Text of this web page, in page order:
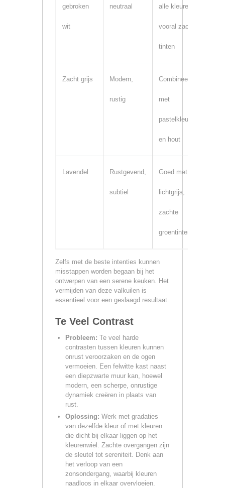
gebroken
wit
neutraal alle kleuren,
vooral zachte
tinten
Zacht grijs Modern,
rustig
Combineert
met
pastelkleuren
en hout
Lavendel Rustgevend,
subtiel
Goed met wit,
lichtgrijs,
zachte
groentinten
Zelfs met de beste intenties kunnen
misstappen worden begaan bij het
ontwerpen van een serene keuken. Het
vermijden van deze valkuilen is
essentieel voor een geslaagd resultaat.
Te Veel Contrast
Probleem: Te veel harde
contrasten tussen kleuren kunnen
onrust veroorzaken en de ogen
vermoeien. Een felwitte kast naast
een diepzwarte muur kan, hoewel
modern, een scherpe, onrustige
dynamiek creëren in plaats van
rust.
Oplossing: Werk met gradaties
van dezelfde kleur of met kleuren
die dicht bij elkaar liggen op het
kleurenwiel. Zachte overgangen zijn
de sleutel tot sereniteit. Denk aan
het verloop van een
zonsondergang, waarbij kleuren
naadloos in elkaar overvloeien.